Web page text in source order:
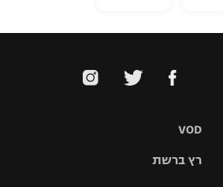
VOD
רץ ברשת